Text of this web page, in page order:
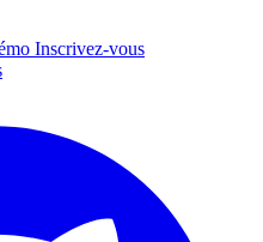
Inscrivez-vous